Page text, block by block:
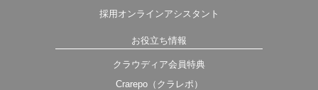
採用オンラインアシスタント
お役立ち情報
クラウディア会員特典
Crarepo（クラレポ）